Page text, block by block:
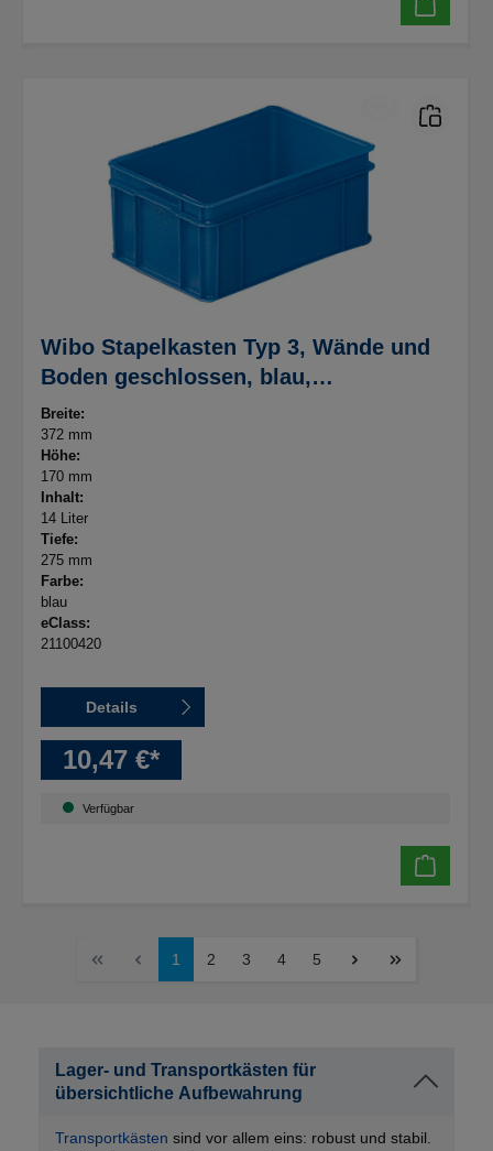
Wibo Stapelkasten Typ 3, Wände und
Boden geschlossen, blau,
372x275x170mm, Inhalt 14 Liter
Breite:
372 mm
Höhe:
170 mm
Inhalt:
14 Liter
Tiefe:
275 mm
Farbe:
blau
eClass:
21100420
Details
10,47 €*
Verfügbar
1 2 3 4 5
Lager- und Transportkästen für
übersichtliche Aufbewahrung
Transportkästen sind vor allem eins: robust und stabil.